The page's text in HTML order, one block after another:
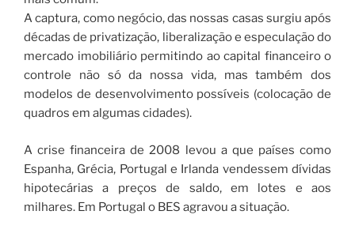
A captura, como negócio, das nossas casas surgiu após
décadas de privatização, liberalização e especulação do
mercado imobiliário permitindo ao capital financeiro o
controle não só da nossa vida, mas também dos
modelos de desenvolvimento possíveis (colocação de
quadros em algumas cidades).
A crise financeira de 2008 levou a que países como
Espanha, Grécia, Portugal e Irlanda vendessem dívidas
hipotecárias a preços de saldo, em lotes e aos
milhares. Em Portugal o BES agravou a situação.